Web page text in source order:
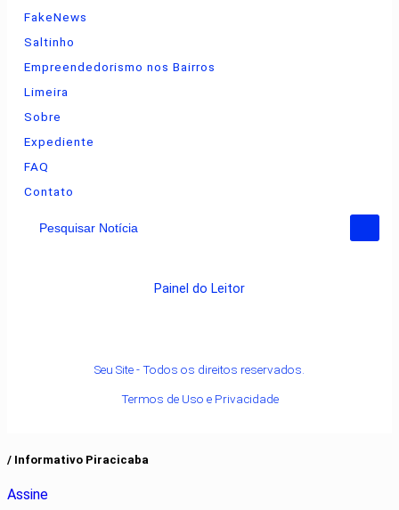
FakeNews
Saltinho
Empreendedorismo nos Bairros
Limeira
Sobre
Expediente
FAQ
Contato
Pesquisar Notícia
Painel do Leitor
Seu Site - Todos os direitos reservados.
Termos de Uso e Privacidade
/ Informativo Piracicaba
Assine